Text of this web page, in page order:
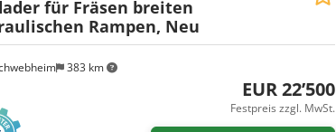
Auch mit hydraulischen Rampen
600 ¤, , -- Druckfehler, Irrtümer und Änderungen
Details: ! Crsdpsztd Txjfx Ad Rsf
383 km
für Fräsen breiten
Rampen, Neu
EUR 22’500
Festpreis zzgl. MwSt.